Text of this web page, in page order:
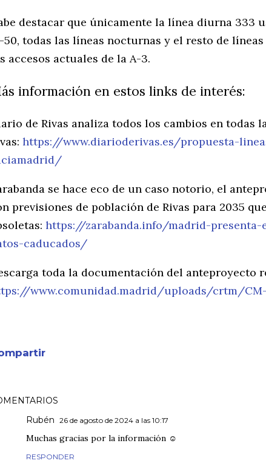
destacar que únicamente la línea diurna 333
50, todas las líneas nocturnas y el resto de
accesos actuales de la A-3.
información en estos links de interés:
de Rivas analiza todos los cambios en todas
https://www.diarioderivas.es/propuesta-
se hace eco de un caso notorio, el
previsiones de población de Rivas para 2035
https://zarabanda.info/madrid-
caducados/
toda la documentación del anteproyecto
www.comunidad.madrid/uploads/crtm/CM-
Rubén 26 de agosto de 2024 a las 10:17
Muchas gracias por la información ☺️
RESPONDER